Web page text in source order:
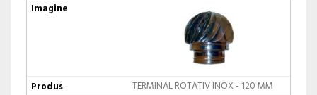
TERMINAL ROTATIV INOX - 120 MM